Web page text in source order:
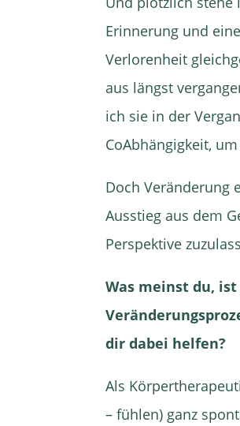
Erinnerung und
Verlorenheit
aus längst
ich sie in der
CoAbhängigkeit,
Doch Veränderung
Ausstieg aus dem
Perspektive
Was meinst du,
dir dabei helfen?
Als
– fühlen) ganz